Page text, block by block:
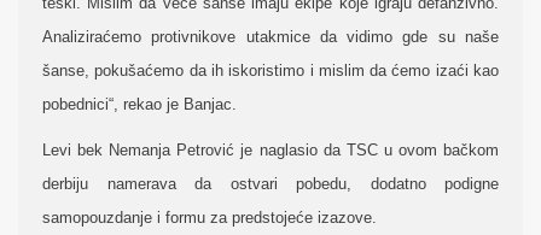
Analiziraćemo protivnikove utakmice da vidimo gde su naše
šanse, pokušaćemo da ih iskoristimo i mislim da ćemo izaći kao
pobednici“, rekao je Banjac.
Levi bek Nemanja Petrović je naglasio da TSC u ovom bačkom
derbiju namerava da ostvari pobedu, dodatno podigne
samopouzdanje i formu za predstojeće izazove.